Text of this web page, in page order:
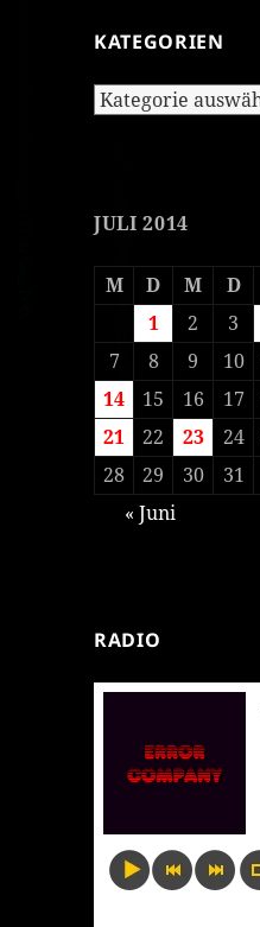
KATEGORIEN
Kategorien
JULI 2014
M D M D
1
2 3
7
8 9 10
14
15 16 17
21
22 23 24
28
29 30
31
« Juni
RADIO